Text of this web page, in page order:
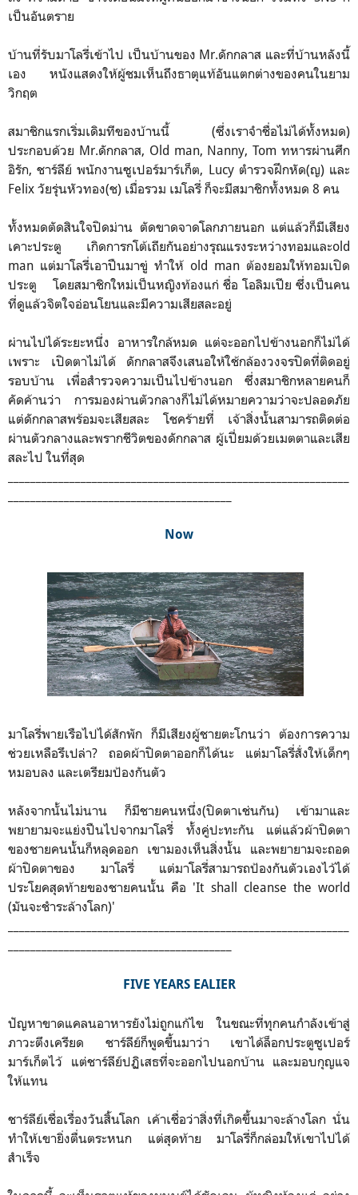
เป็นอันตราย
บ้านที่รับมาโลรี่เข้าไป เป็นบ้านของ Mr.ดักกลาส และที่บ้านหลังนี้
เอง หนังแสดงให้ผู้ชมเห็นถึงธาตุแท้อันแตกต่างของคนในยาม
วิกฤต
สมาชิกแรกเริ่มเดิมทีของบ้านนี้ (ซึ่งเราจำชื่อไม่ได้ทั้งหมด)
ประกอบด้วย Mr.ดักกลาส, Old man, Nanny, Tom ทหารผ่านศึก
อิรัก, ชาร์ลีย์ พนักงานซูเปอร์มาร์เก็ต, Lucy ตำรวจฝึกหัด(ญ) และ
Felix วัยรุ่นหัวทอง(ช) เมื่อรวม เมโลรี่ ก็จะมีสมาชิกทั้งหมด 8 คน
ทั้งหมดตัดสินใจปิดม่าน ตัดขาดจาดโลกภายนอก แต่แล้วก็มีเสียง
เคาะประตู เกิดการกโต้เถียกันอย่างรุณแรงระหว่างทอมและold
man แต่มาโลรี่เอาปืนมาขู่ ทำให้ old man ต้องยอมให้ทอมเปิด
ประตู โดยสมาชิกใหม่เป็นหญิงท้องแก่ ชื่อ โอลิมเปีย ซึ่งเป็นคน
ที่ดูแล้วจิตใจอ่อนโยนและมีความเสียสละอยู่
ผ่านไปได้ระยะหนึ่ง อาหารใกล้หมด แต่จะออกไปข้างนอกก็ไม่ได้
เพราะ เปิดตาไม่ได้ ดักกลาสจึงเสนอให้ใช้กล้องวงจรปิดที่ติดอยู่
รอบบ้าน เพื่อสำรวจความเป็นไปข้างนอก ซึ่งสมาชิกหลายคนก็
คัดค้านว่า การมองผ่านตัวกลางก็ไม่ได้หมายความว่าจะปลอดภัย
แต่ดักกลาสพร้อมจะเสียสละ โชคร้ายที่ เจ้าสิ่งนั้นสามารถติดต่อ
ผ่านตัวกลางและพรากชีวิตของดักกลาส ผู้เปี่ยมด้วยเมตตาและเสีย
สละไป ในที่สุด
Now
มาโลรี่พายเรือไปได้สักพัก ก็มีเสียงผู้ชายตะโกนว่า ต้องการความ
ช่วยเหลือรึเปล่า? ถอดผ้าปิดตาออกก็ได้นะ แต่มาโลรี่สั่งให้เด็กๆ
หมอบลง และเตรียมป้องกันตัว
หลังจากนั้นไม่นาน ก็มีชายคนหนึ่ง(ปิดตาเช่นกัน) เข้ามาและ
พยายามจะแย่งปืนไปจากมาโลรี่ ทั้งคู่ปะทะกัน แต่แล้วผ้าปิดตา
ของชายคนนั้นก็หลุดออก เขามองเห็นสิ่งนั้น และพยายามจะถอด
ผ้าปิดตาของ มาโลรี่ แต่มาโลรี่สามารถป้องกันตัวเองไว้ได้
ประโยคสุดท้ายของชายคนนั้น คือ 'It shall cleanse the world
(มันจะชำระล้างโลก)'
FIVE YEARS EALIER
ปัญหาขาดแคลนอาหารยังไม่ถูกแก้ไข ในขณะที่ทุกคนกำลังเข้าสู่
ภาวะตึงเครียด ชาร์ลีย์ก็พูดขึ้นมาว่า เขาได้ล็อกประตูซูเปอร์
มาร์เก็ตไว้ แต่ชาร์ลีย์ปฏิเสธที่จะออกไปนอกบ้าน และมอบกุญแจ
ให้แทน
ชาร์ลีย์เชื่อเรื่องวันสิ้นโลก เค้าเชื่อว่าสิ่งที่เกิดขึ้นมาจะล้างโลก นั่น
ทำให้เขายิ่งตื่นตระหนก แต่สุดท้าย มาโลรี่ก็กล่อมให้เขาไปได้
สำเร็จ